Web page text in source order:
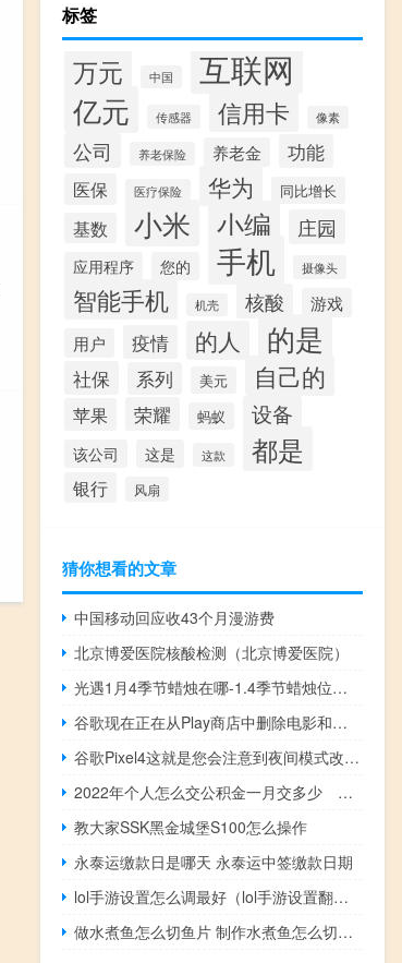
标签
万元 中国 互联网
亿元 传感器 信用卡 像素
公司 养老保险 养老金 功能
医保 医疗保险 华为 同比增长
基数 小米 小编 庄园
应用程序 您的 手机 摄像头
智能手机 机壳 核酸
游戏
用户
疫情 的人 的是
社保 系列 美元 自己的
苹果 荣耀 蚂蚁 设备
该公司 这是 这款 都是
银行 风扇
猜你想看的文章
中国移动回应收43个月漫游费
北京博爱医院核酸检测（北京博爱医院）
光遇1月4季节蜡烛在哪-1.4季节蜡烛位置一览
谷歌现在正在从Play商店中删除电影和电视部分
谷歌Pixel4这就是您会注意到夜间模式改进的方式
2022年个人怎么交公积金一月交多少 个人可以交公积金吗
教大家SSK黑金城堡S100怎么操作
永泰运缴款日是哪天 永泰运中签缴款日期
lol手游设置怎么调最好（lol手游设置翻译图）
做水煮鱼怎么切鱼片 制作水煮鱼怎么切鱼片